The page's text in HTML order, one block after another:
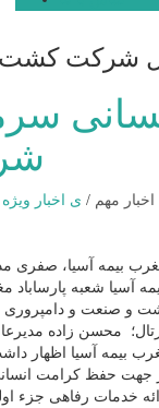
مهم / ی اخبار ویژه
بیمه آسیا، صفری
آسیا شعبه
محسن زاده
بیمه آسیا اظهار
حفظ کرامت انسانی
خدمات رفاهی جزء